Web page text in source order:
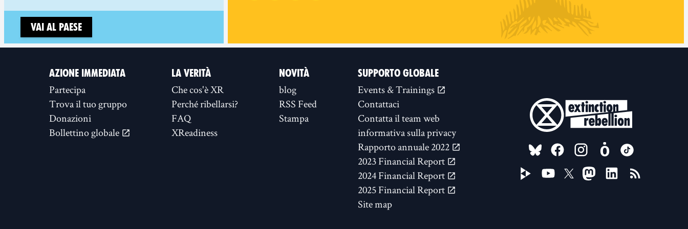
Vai al paese
AZIONE IMMEDIATA
Partecipa
Trova il tuo gruppo
Donazioni
Bollettino globale
LA VERITÀ
Che cos'è XR
Perché ribellarsi?
FAQ
XReadiness
NOVITÀ
blog
RSS Feed
Stampa
SUPPORTO GLOBALE
Events & Trainings
Contattaci
Contatta il team web
informativa sulla privacy
Rapporto annuale 2022
2023 Financial Report
2024 Financial Report
2025 Financial Report
Site map
FOLLOW US ON